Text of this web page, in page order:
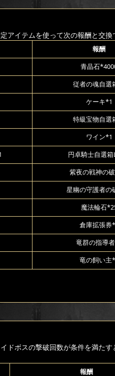
アイテムを使って次の報酬と交換
報酬
青晶石
従者の魂自選
ケーキ*1
特級宝物自選
ワイン*1
円卓騎士自選箱
紫夜の戦神の
星幽の守護者の
魔法輪石
倉庫拡張券
竜群の指導
竜の飼い主
ドボスの撃破回数が条件を満たす
報酬